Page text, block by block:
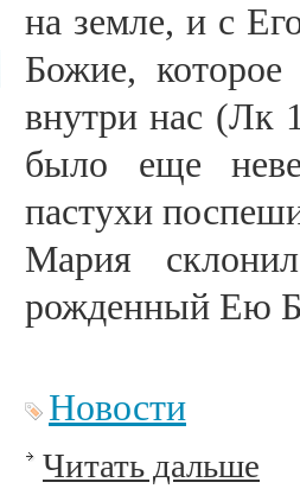
на земле, и с
Божие,
внутри нас (Лк
было еще
пастухи
Мария
рожденный Ею
Новости
Читать дальше